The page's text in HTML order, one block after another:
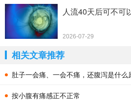
人流40天后可不可
2026-07-29
相关文章推荐
肚子一会痛、一会不痛，还腹泻是什么
按小腹有痛感正不正常